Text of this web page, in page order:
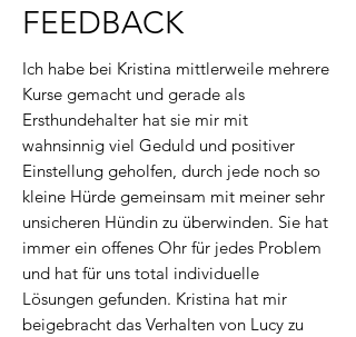
FEEDBACK
Ich habe bei Kristina mittlerweile mehrere
Kurse gemacht und gerade als
Ersthundehalter hat sie mir mit
wahnsinnig viel Geduld und positiver
Einstellung geholfen, durch jede noch so
kleine Hürde gemeinsam mit meiner sehr
unsicheren Hündin zu überwinden. Sie hat
immer ein offenes Ohr für jedes Problem
und hat für uns total individuelle
Lösungen gefunden. Kristina hat mir
beigebracht das Verhalten von Lucy zu